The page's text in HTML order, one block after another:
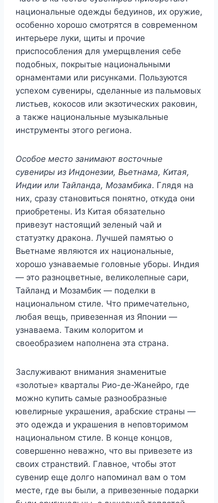
национальные одежды бедуинов, их оружие,
особенно хорошо смотрятся в современном
интерьере луки, щиты и прочие
приспособления для умерщвления себе
подобных, покрытые национальными
орнаментами или рисунками. Пользуются
успехом сувениры, сделанные из пальмовых
листьев, кокосов или экзотических раковин,
а также национальные музыкальные
инструменты этого региона.
Особое место занимают восточные
сувениры из Индонезии, Вьетнама, Китая,
Индии или Тайланда, Мозамбика. Глядя на
них, сразу становиться понятно, откуда они
приобретены. Из Китая обязательно
привезут настоящий зеленый чай и
статуэтку дракона. Лучшей памятью о
Вьетнаме являются их национальные,
хорошо узнаваемые головные уборы. Индия
— это разноцветные, великолепные сари,
Тайланд и Мозамбик — поделки в
национальном стиле. Что примечательно,
любая вещь, привезенная из Японии —
узнаваема. Таким колоритом и
своеобразием наполнена эта страна.
Заслуживают внимания знаменитые
«золотые» кварталы Рио-де-Жанейро, где
можно купить самые разнообразные
ювелирные украшения, арабские страны —
это одежда и украшения в неповторимом
национальном стиле. В конце концов,
совершенно неважно, что вы привезете из
своих странствий. Главное, чтобы этот
сувенир еще долго напоминал вам о том
месте, где вы были, а привезенные подарки